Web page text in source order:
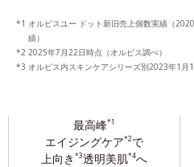
オルビスユー ドット新旧売上個数実績（
績）
2025年7月22日時点（オルビス調べ）
オルビス内スキンケアシリーズ別2023年1
最高峰*1
エイジングケア*2で
上向き *3透明美肌*4へ